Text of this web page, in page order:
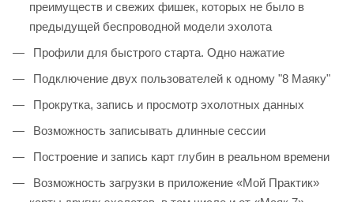
преимуществ и свежих фишек, которых не было в
предыдущей беспроводной модели эхолота
Профили для быстрого старта. Одно нажатие
Подключение двух пользователей к одному "8 Маяку"
Прокрутка, запись и просмотр эхолотных данных
Возможность записывать длинные сессии
Построение и запись карт глубин в реальном времени
Возможность загрузки в приложение «Мой Практик»